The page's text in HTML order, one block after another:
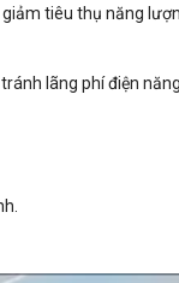
tiêu thụ năng
lãng phí điện